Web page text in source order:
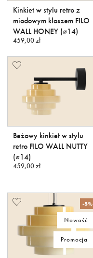
Kinkiet w stylu retro z
miodowym kloszem FILO
WALL HONEY (⌀14)
459,00 zł
Beżowy kinkiet w stylu
retro FILO WALL NUTTY
(⌀14)
459,00 zł
-5%
Nowość
Promocja